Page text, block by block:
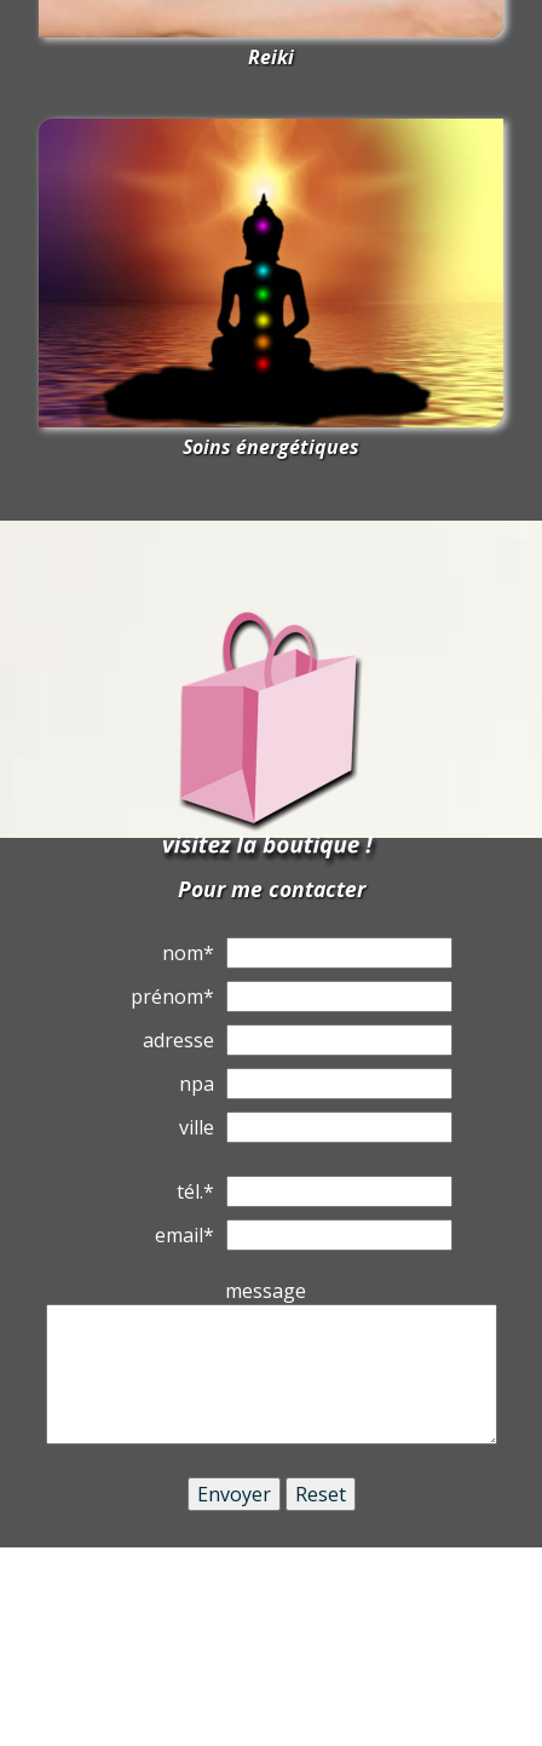
Reiki
Soins énergétiques
Pour me contacter
nom*
prénom*
adresse
npa
ville
tél.*
email*
message